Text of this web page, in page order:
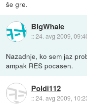
še gre.
BigWhale
::24. avg 2009,
Nazadnje, ko sem jaz
ampak RES pocasen.
Poldi112
::24. avg 2009,